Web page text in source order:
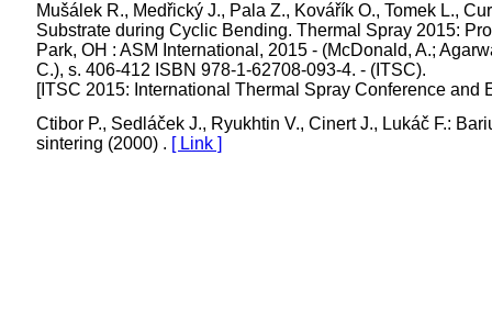
Mušálek R., Medřický J., Pala Z., Kovářík O., Tomek L.,
Substrate during Cyclic Bending. Thermal Spray 2015:
Park, OH : ASM International, 2015 - (McDonald, A.;
C.), s. 406-412 ISBN 978-1-62708-093-4. - (ITSC).
[ITSC 2015: International Thermal Spray Conference
Ctibor P., Sedláček J., Ryukhtin V., Cinert J., Lukáč F.:
sintering (2000) . [ Link ]